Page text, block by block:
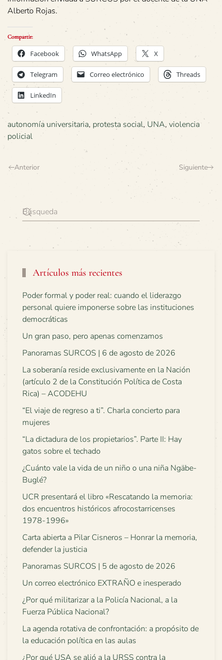
Alberto Rojas.
Compartir:
Facebook WhatsApp X
Telegram Correo electrónico Threads
LinkedIn
autonomía universitaria, protesta social, UNA, violencia
policial
Anterior Siguiente
Artículos más recientes
Poder formal y poder real: cuando el liderazgo
personal quiere imponerse sobre las instituciones
democráticas
Un gran paso, pero apenas comenzamos
Panoramas SURCOS | 6 de agosto de 2026
La soberanía reside exclusivamente en la Nación
(artículo 2 de la Constitución Política de Costa
Rica) – ACODEHU
“El viaje de regreso a ti”. Charla concierto para
mujeres
“La dictadura de los propietarios”. Parte II: Hay
gatos sobre el techado
¿Cuánto vale la vida de un niño o una niña Ngäbe-
Buglé?
UCR presentará el libro «Rescatando la memoria:
dos encuentros históricos afrocostarricenses
1978-1996»
Carta abierta a Pilar Cisneros – Honrar la memoria,
defender la justicia
Panoramas SURCOS | 5 de agosto de 2026
Un correo electrónico EXTRAÑO e inesperado
¿Por qué militarizar a la Policía Nacional, a la
Fuerza Pública Nacional?
La agenda rotativa de confrontación: a propósito de
la educación política en las aulas
¿Por qué USA se alió a la URSS contra la